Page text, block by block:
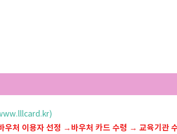
우처 이용자 선정 →바우처 카드 수령 → 교육기관